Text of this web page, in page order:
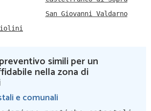
San Giovanni Valdarno
simili per un
nella zona di
e comunali